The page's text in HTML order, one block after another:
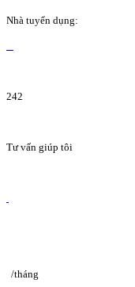
Nhà tuyển dụng:
242
Tư vấn giúp tôi
/tháng